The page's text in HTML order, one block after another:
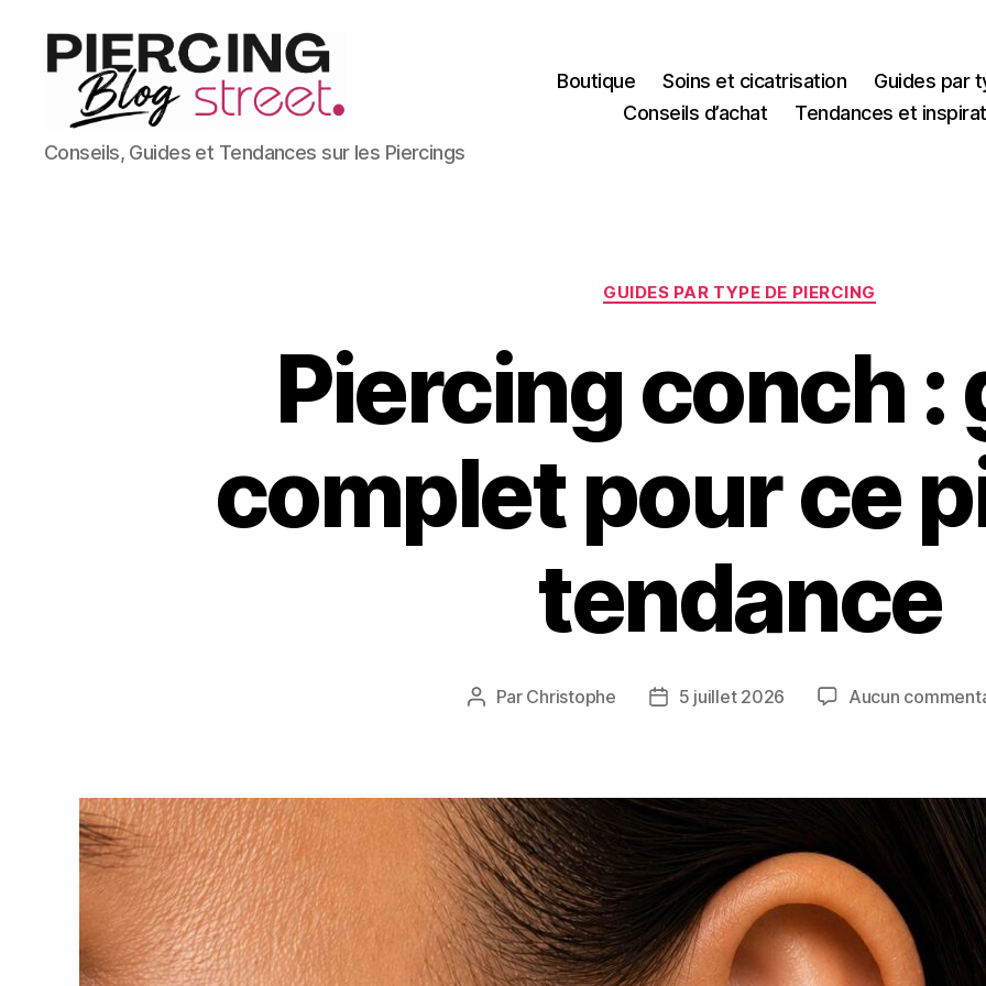
Blog
Piercing
Conseils, Guides et Tendances sur les Piercings
Boutique Soins et cicatrisation Guides par
Conseils d’achat
Tendances et
Catégories
GUIDES PAR TYPE DE PIERCING
Piercing conch :
complet pour ce
tendance
Auteur
Par Christophe
Date5 juillet 2026 Aucun